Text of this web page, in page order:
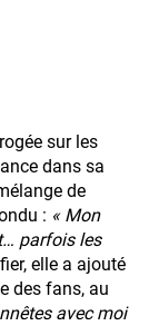
sur les
dans sa
de
: « Mon
parfois les
elle a ajouté
des fans, au
avec moi